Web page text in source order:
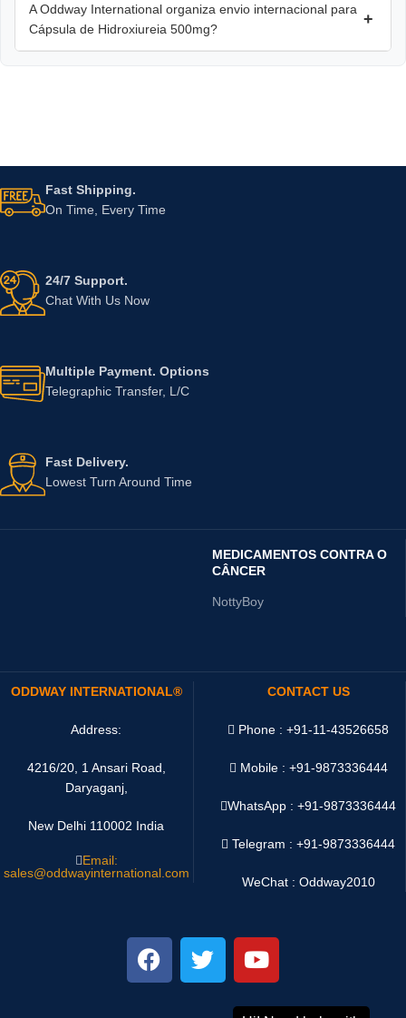
A Oddway International organiza envio internacional para
Cápsula de Hidroxiureia 500mg?
+
Fast Shipping.
On Time, Every Time
24/7 Support.
Chat With Us Now
Multiple Payment. Options
Telegraphic Transfer, L/C
Fast Delivery.
Lowest Turn Around Time
MEDICAMENTOS CONTRA O
CÂNCER
NottyBoy
ODDWAY INTERNATIONAL®
Address:
4216/20, 1 Ansari Road,
Daryaganj,
New Delhi 110002 India
Email:
sales@oddwayinternational.com
CONTACT US
Phone : +91-11-43526658
Mobile : +91-9873336444
WhatsApp :+91-9873336444
Telegram : +91-9873336444
WeChat : Oddway2010